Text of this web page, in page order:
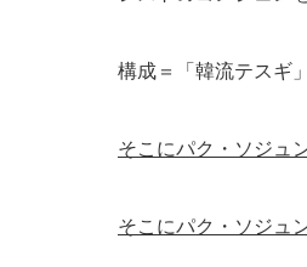
構成＝「韓流テスギ
そこにパク・ソジュ
そこにパク・ソジュ